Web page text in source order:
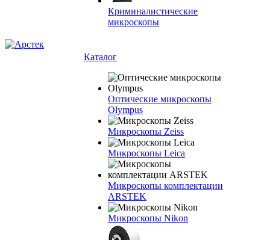
Криминалистические
микроскопы
Каталог
Оптические микроскопы
Olympus
Микроскопы Zeiss
Микроскопы Leica
Микроскопы комплектации
ARSTEK
Микроскопы Nikon